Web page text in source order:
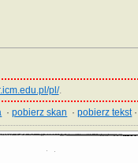
pl/.
·pobierz skan ·pobierz tekst